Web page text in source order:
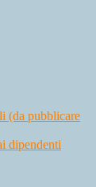
(da pubblicare
dipendenti